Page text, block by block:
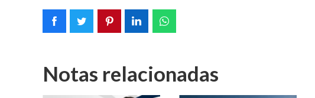
Notas relacionadas